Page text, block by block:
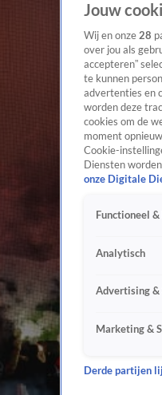
Jouw
Wij en onze 28
over jou als
accepteren”
te kunnen
advertenties en
worden deze
cookies om de
moment
Cookie-
Diensten
onze Digitale
Functioneel &
Analytisch
Advertising &
Marketing &
Derde partijen